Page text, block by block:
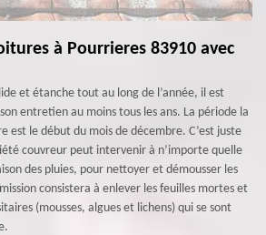
à Pourrieres 83910 avec
et étanche tout au long de l’année, il est
entretien au moins tous les ans. La période la
est le début du mois de décembre. C’est juste
couvreur peut intervenir à n’importe quelle
des pluies, pour nettoyer et démousser les
consistera à enlever les feuilles mortes et
(mousses, algues et lichens) qui se sont